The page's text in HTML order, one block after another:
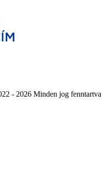
- 2026 Minden jog fenntartva